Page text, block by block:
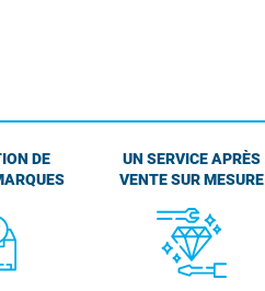
DE
UN SERVICE APRÈS
VENTE SUR MESURE